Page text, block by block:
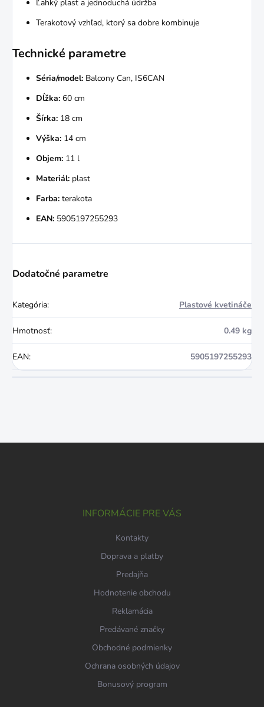
Ľahký plast a jednoduchá údržba
Terakotový vzhľad, ktorý sa dobre kombinuje
Technické parametre
Séria/model: Balcony Can, IS6CAN
Dĺžka: 60 cm
Šírka: 18 cm
Výška: 14 cm
Objem: 11 l
Materiál: plast
Farba: terakota
EAN: 5905197255293
Dodatočné parametre
Kategória: Plastové kvetináče
Hmotnosť: 0.49 kg
EAN: 5905197255293
Z
INFORMÁCIE PRE VÁS
Kontakty
Doprava a platby
Predajňa
Hodnotenie obchodu
Reklamácia
Predávané značky
Obchodné podmienky
Ochrana osobných údajov
Bonusový program